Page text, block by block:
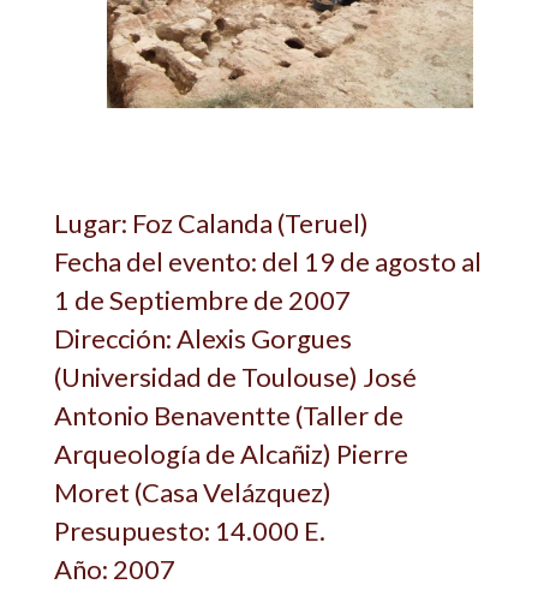
Lugar: Foz Calanda (Teruel)
Fecha del evento: del 19 de agosto al
1 de Septiembre de 2007
Dirección: Alexis Gorgues
(Universidad de Toulouse) José
Antonio Benaventte (Taller de
Arqueología de Alcañiz) Pierre
Moret (Casa Velázquez)
Presupuesto: 14.000 E.
Año: 2007